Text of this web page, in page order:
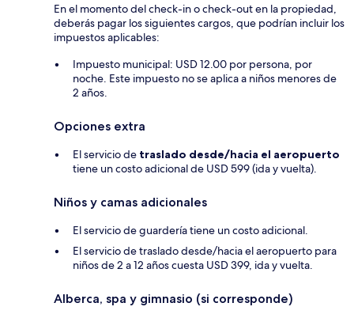
En el momento del check-in o check-out en la propiedad,
deberás pagar los siguientes cargos, que podrían incluir los
impuestos aplicables:
Impuesto municipal: USD 12.00 por persona, por
noche. Este impuesto no se aplica a niños menores de
2 años.
Opciones extra
El servicio de traslado desde/hacia el aeropuerto
tiene un costo adicional de USD 599 (ida y vuelta).
Niños y camas adicionales
El servicio de guardería tiene un costo adicional.
El servicio de traslado desde/hacia el aeropuerto para
niños de 2 a 12 años cuesta USD 399, ida y vuelta.
Alberca, spa y gimnasio (si corresponde)